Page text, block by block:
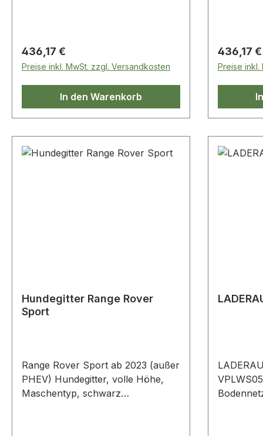
Regulärer Preis:
436,17 €
Preise inkl. MwSt. zzgl. Versandkosten
In den Warenkorb
Regulärer
436,17 €
Preise inkl.
Hundegitter Range Rover
Sport
Range Rover Sport ab 2023 (außer
PHEV) Hundegitter, volle Höhe,
Maschentyp, schwarz